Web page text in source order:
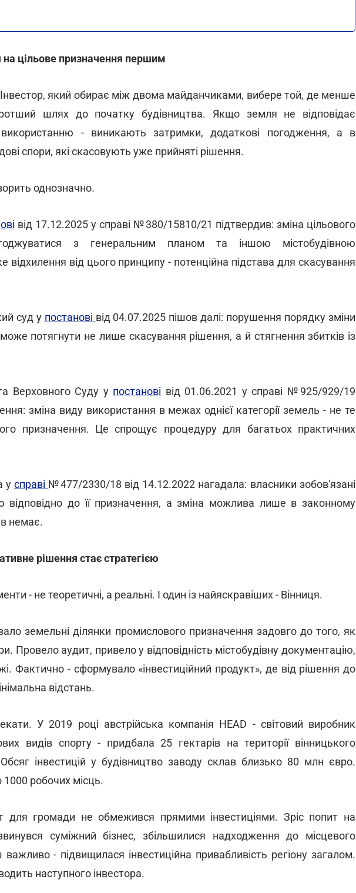
на цільове призначення першим
Інвестор, який обирає між двома майданчиками, вибере той, де менше
шлях до початку будівництва. Якщо земля не відповідає
використанню - виникають затримки, додаткові погодження, а в
спори, які скасовують уже прийняті рішення.
однозначно.
від 17.12.2025 у справі №380/15810/21 підтвердив: зміна цільового
з генеральним планом та іншою містобудівною
відхилення від цього принципу - потенційна підстава для скасування
суд у постанові від 04.07.2025 пішов далі: порушення порядку зміни
потягнути не лише скасування рішення, а й стягнення збитків із
Верховного Суду у постанові від 01.06.2021 у справі №925/929/19
зміна виду використання в межах однієї категорії земель - не те
призначення. Це спрощує процедуру для багатьох практичних
усправі №477/2330/18 від 14.12.2022 нагадала: власники зобов'язані
відповідно до її призначення, а зміна можлива лише в законному
немає.
рішення стає стратегією
- не теоретичні, а реальні. І один із найяскравіших - Вінниця.
земельні ділянки промислового призначення задовго до того, як
Провело аудит, привело у відповідність містобудівну документацію,
Фактично - сформувало «інвестиційний продукт», де від рішення до
відстань.
У 2019 році австрійська компанія HEAD - світовий виробник
видів спорту - придбала 25 гектарів на території вінницького
Обсяг інвестицій у будівництво заводу склав близько 80 млн євро.
робочих місць.
для громади не обмежився прямими інвестиціями. Зріс попит на
суміжний бізнес, збільшилися надходження до місцевого
- підвищилася інвестиційна привабливість регіону загалом.
наступного інвестора.